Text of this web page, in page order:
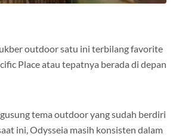
outdoor satu ini terbilang favorite
Place atau tepatnya berada di depan
tema outdoor yang sudah berdiri
ini, Odysseia masih konsisten dalam